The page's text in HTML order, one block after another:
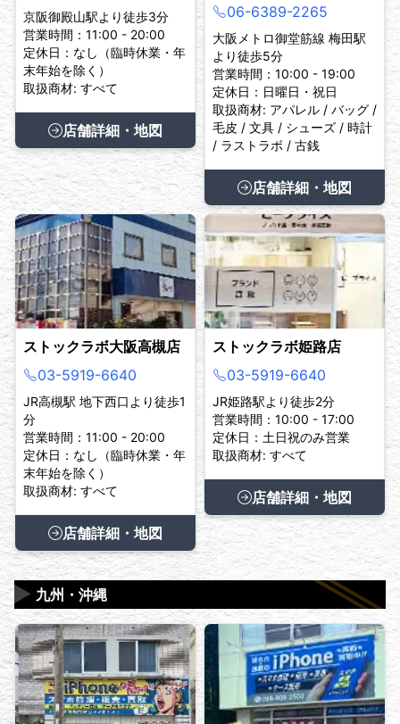
京阪御殿山駅より徒歩3分
営業時間：11:00 - 20:00
定休日：なし（臨時休業・年
末年始を除く）
取扱商材: すべて
店舗詳細・地図
06-6389-2265
大阪メトロ御堂筋線 梅田駅
より徒歩5分
営業時間：10:00 - 19:00
定休日：日曜日・祝日
取扱商材: アパレル / バッグ /
毛皮 / 文具 / シューズ / 時計
/ ラストラボ / 古銭
店舗詳細・地図
ストックラボ大阪高槻店
03-5919-6640
JR高槻駅 地下西口より徒歩1
分
営業時間：11:00 - 20:00
定休日：なし（臨時休業・年
末年始を除く）
取扱商材: すべて
店舗詳細・地図
ストックラボ姫路店
03-5919-6640
JR姫路駅より徒歩2分
営業時間：10:00 - 17:00
定休日：土日祝のみ営業
取扱商材: すべて
店舗詳細・地図
九州・沖縄
▶